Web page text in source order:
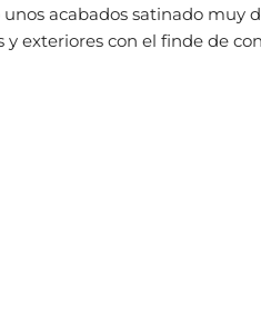
acabados satinado muy
exteriores con el finde de